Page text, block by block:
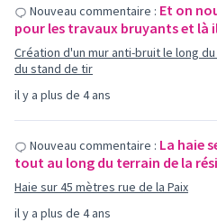
il y a plus de 4 ans
Nouveau commentaire : Et on
pour les travaux bruyants et là
Création d'un mur anti-bruit le long
du stand de tir
il y a plus de 4 ans
Nouveau commentaire : La haie
tout au long du terrain de la
Haie sur 45 mètres rue de la Paix